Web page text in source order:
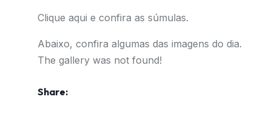
Clique aqui e confira as súmulas.
Abaixo, confira algumas das imagens do dia.
The gallery was not found!
Share: